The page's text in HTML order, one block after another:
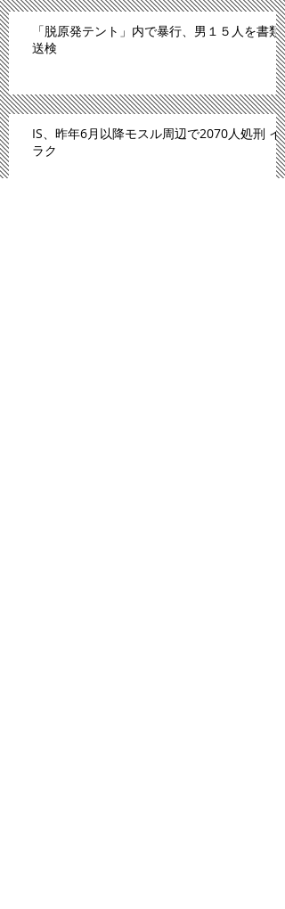
「脱原発テント」内で暴行、男１５人を書類
送検
IS、昨年6月以降モスル周辺で2070人処刑 イ
ラク